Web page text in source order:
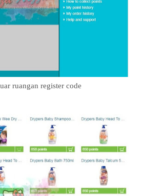
ruangan register code